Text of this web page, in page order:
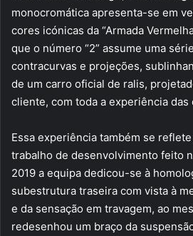
monocromática apresenta-se em
cores icónicas da “Armada
que o número “2” assume uma
contracurvas e projeções,
de um carro oficial de ralis,
cliente, com toda a experiência das
Essa experiência também se
trabalho de desenvolvimento feito
2019 a equipa dedicou-se à
subestrutura traseira com vista à
e da sensação em travagem, ao
redesenhou um braço da